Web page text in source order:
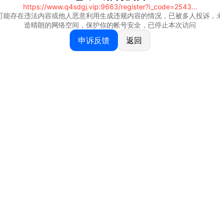
https://www.q4sdgj.vip:9663/register?i_code=25430844
能存在违法内容或他人恶意利用生成违规内容的情况，已被多人投诉，
造晴朗的网络空间，保护你的帐号安全，已停止本次访问
申诉反馈 返回